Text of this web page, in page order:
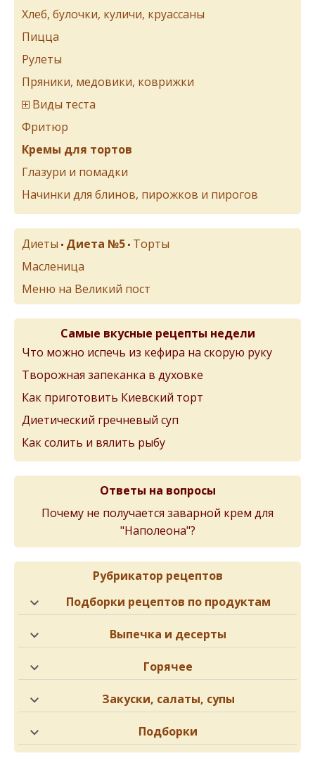
Хлеб, булочки, куличи, круассаны
Пицца
Рулеты
Пряники, медовики, коврижки
Виды теста
Фритюр
Кремы для тортов
Глазури и помадки
Начинки для блинов, пирожков и пирогов
Диеты • Диета №5 • Торты
Масленица
Меню на Великий пост
Самые вкусные рецепты недели
Что можно испечь из кефира на скорую руку
Творожная запеканка в духовке
Как приготовить Киевский торт
Диетический гречневый суп
Как солить и вялить рыбу
Ответы на вопросы
Почему не получается заварной крем для
"Наполеона"?
Рубрикатор рецептов
Подборки рецептов по продуктам
Выпечка и десерты
Горячее
Закуски, салаты, супы
Подборки